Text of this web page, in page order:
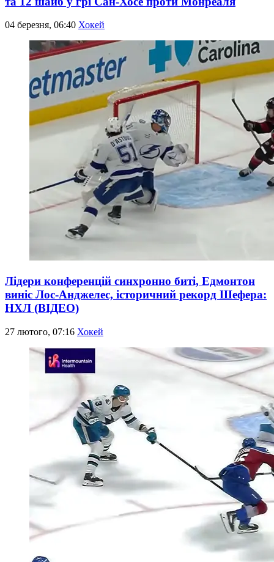
04 березня, 06:40 Хокей
Лідери конференцій синхронно биті, Едмонтон
виніс Лос-Анджелес, історичний рекорд Шефера:
НХЛ (ВІДЕО)
27 лютого, 07:16 Хокей